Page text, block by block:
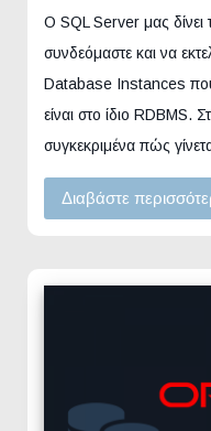
Ο SQL Server μας
συνδεόμαστε και να
Database Instances
είναι στο ίδιο RDBMS.
συγκεκριμένα πώς
Διαβάστε